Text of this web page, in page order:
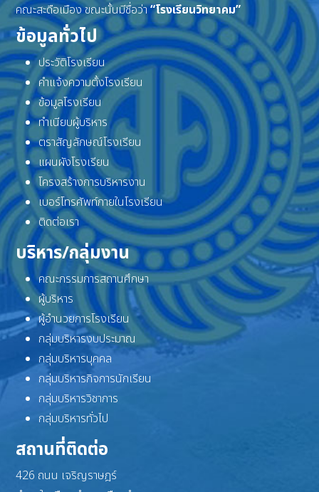
คณะสะดือเมือง ขณะนั้นมีชื่อว่า“โรงเรียนวิทยาคม”
ข้อมูลทั่วไป
ประวัติโรงเรียน
คำแจ้งความตั้งโรงเรียน
ข้อมูลโรงเรียน
ทำเนียบผู้บริหาร
ตราสัญลักษณ์โรงเรียน
แผนผังโรงเรียน
โครงสร้างการบริหารงาน
เบอร์โทรศัพท์ภายในโรงเรียน
ติดต่อเรา
บริหาร/กลุ่มงาน
คณะกรรมการสถานศึกษา
ผู้บริหาร
ผู้อำนวยการโรงเรียน
กลุ่มบริหารงบประมาณ
กลุ่มบริหารบุคคล
กลุ่มบริหารกิจการนักเรียน
กลุ่มบริหารวิชาการ
กลุ่มบริหารทั่วไป
สถานที่ติดต่อ
426 ถนน เจริญราษฎร์